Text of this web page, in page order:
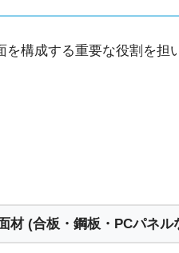
構成する重要な役割を担
材 (合板・鋼板・PCパネル